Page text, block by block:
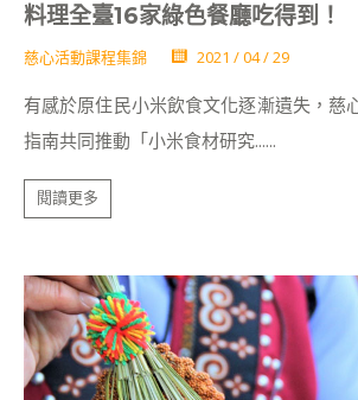
料理全臺16家綠色餐廳吃得到！
慈心活動課程集錦 2021 / 04 / 29
有感於原住民小米飲食文化逐漸遺失，慈
指南共同推動「小米食材研究......
閱讀更多